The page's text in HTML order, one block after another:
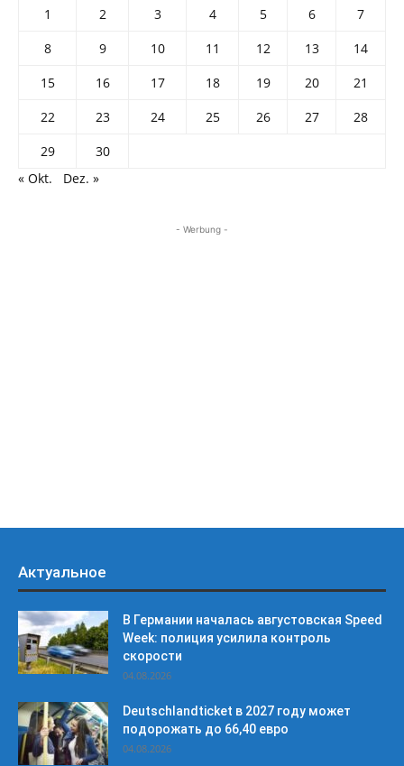
1 2 3 4 5 6
7
8
9 10 11 12 13
14
15
16 17 18 19 20
21
22
23 24 25 26 27
28
29
30
« Okt.
Dez. »
- Werbung -
Актуальное
В Германии началась августовская Speed
Week: полиция усилила контроль
скорости
04.08.2026
Deutschlandticket в 2027 году может
подорожать до 66,40 евро
04.08.2026